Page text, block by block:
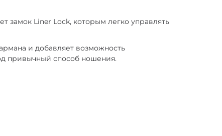
замок Liner Lock, которым легко управлять
и добавляет возможность
привычный способ ношения.